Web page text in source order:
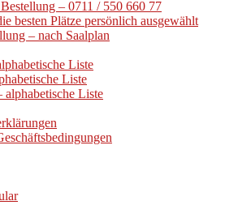
– 0711 / 550 660 77
besten Plätze persönlich ausgewählt
– nach Saalplan
Liste
Liste
alphabetische Liste